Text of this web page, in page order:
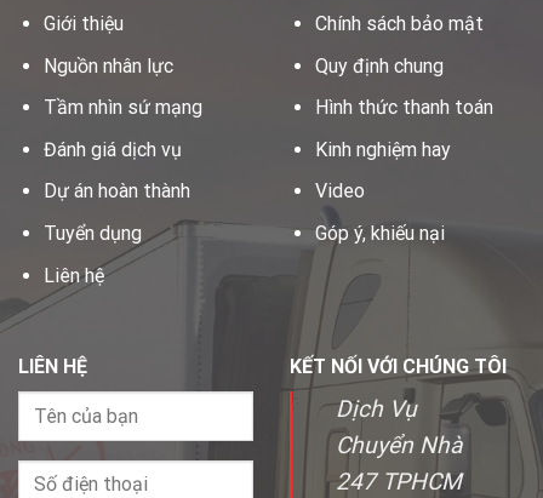
Giới thiệu
Nguồn nhân lực
Tầm nhìn sứ mạng
Đánh giá dịch vụ
Dự án hoàn thành
Tuyển dụng
Liên hệ
Chính sách bảo mật
Quy định chung
Hình thức thanh toán
Kinh nghiệm hay
Video
Góp ý, khiếu nại
LIÊN HỆ KẾT NỐI VỚI CHÚNG TÔI
Dịch Vụ
Chuyển Nhà
247 TPHCM